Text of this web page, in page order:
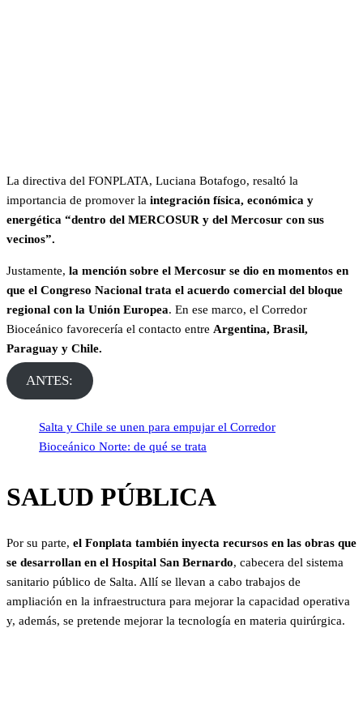
La directiva del FONPLATA, Luciana Botafogo, resaltó la
importancia de promover la integración física, económica y
energética “dentro del MERCOSUR y del Mercosur con sus
vecinos”.
Justamente, la mención sobre el Mercosur se dio en momentos en
que el Congreso Nacional trata el acuerdo comercial del bloque
regional con la Unión Europea. En ese marco, el Corredor
Bioceánico favorecería el contacto entre Argentina, Brasil,
Paraguay y Chile.
ANTES:
Salta y Chile se unen para empujar el Corredor
Bioceánico Norte: de qué se trata
SALUD PÚBLICA
Por su parte, el Fonplata también inyecta recursos en las obras que
se desarrollan en el Hospital San Bernardo, cabecera del sistema
sanitario público de Salta. Allí se llevan a cabo trabajos de
ampliación en la infraestructura para mejorar la capacidad operativa
y, además, se pretende mejorar la tecnología en materia quirúrgica.